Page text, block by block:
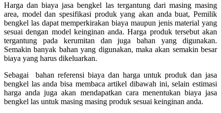
Harga dan biaya jasa bengkel las tergantung dari masing masing
area, model dan spesifikasi produk yang akan anda buat, Pemilik
bengkel las dapat memperkirakan biaya maupun jenis material yang
sesuai dengan model keinginan anda. Harga produk tersebut akan
tergantung pada kerumitan dan juga bahan yang digunakan.
Semakin banyak bahan yang digunakan, maka akan semakin besar
biaya yang harus dikeluarkan.
Sebagai bahan referensi biaya dan harga untuk produk dan jasa
bengkel las anda bisa membaca artikel dibawah ini, selain estimasi
harga anda juga akan mendapatkan cara menentukan biaya jasa
bengkel las untuk masing masing produk sesuai keinginan anda.